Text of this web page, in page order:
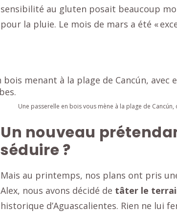
sensibilité au gluten posait beaucoup
pour la pluie. Le mois de mars a été «
Une passerelle en bois vous mène à la plage de
Un nouveau
séduire ?
Mais au printemps, nos plans ont pris
Alex, nous avons décidé de tâter le
historique d’Aguascalientes. Rien ne lui